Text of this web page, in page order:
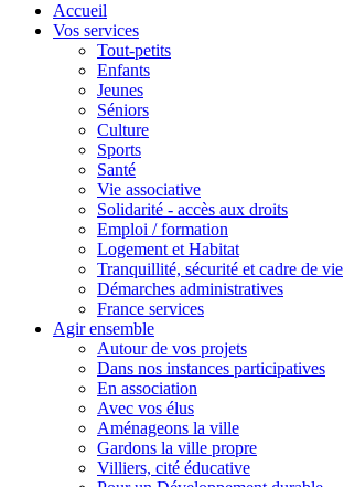
Accueil
Vos services
Tout-petits
Enfants
Jeunes
Séniors
Culture
Sports
Santé
Vie associative
Solidarité - accès aux droits
Emploi / formation
Logement et Habitat
Tranquillité, sécurité et cadre de vie
Démarches administratives
France services
Agir ensemble
Autour de vos projets
Dans nos instances participatives
En association
Avec vos élus
Aménageons la ville
Gardons la ville propre
Villiers, cité éducative